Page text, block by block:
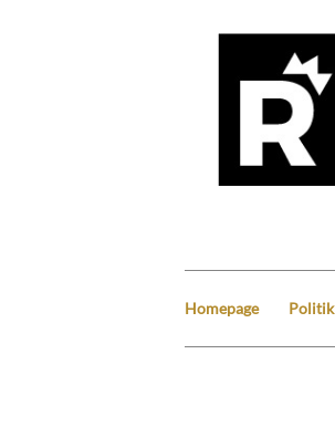
Homepage Politik